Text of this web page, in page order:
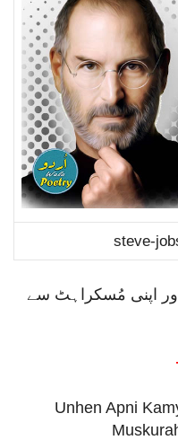
steve-
اور اپنی مُسکراہٹ سے
Unhen Apni